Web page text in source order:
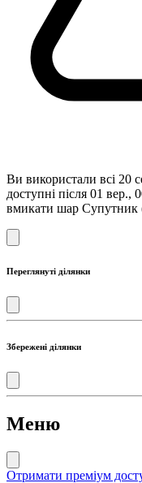
Ви використали всі 20
доступні після 01 вер.,
вмикати шар Супутник
Переглянуті ділянки
Збережені ділянки
Меню
Отримати преміум